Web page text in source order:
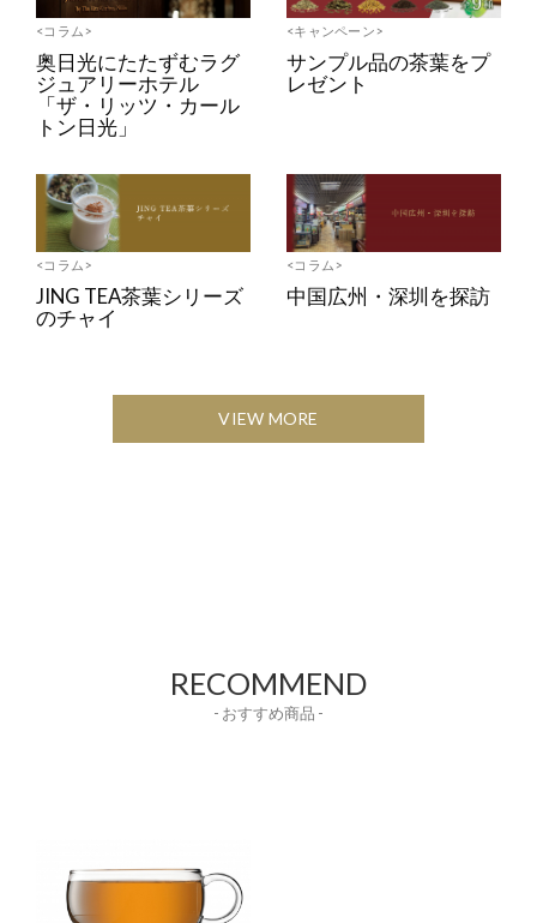
<コラム>
奥日光にたたずむラグ
ジュアリーホテル
「ザ・リッツ・カール
トン日光」
<キャンペーン>
サンプル品の茶葉をプ
レゼント
<コラム>
JING TEA茶葉シリーズ
のチャイ
<コラム>
中国広州・深圳を探訪
VIEW MORE
RECOMMEND
- おすすめ商品 -